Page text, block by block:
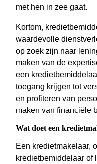
met hen in zee gaat.
Kortom,
waardevolle
op zoek zijn naar
maken van de
een
toegang krijgen tot
en profiteren van
maken van financiële
Wat doet een
Een kredietmakelaar,
kredietbemiddelaar of